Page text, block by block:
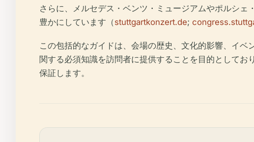
さらに、メルセデス・ベンツ・ミュージアムやポルシ
豊かにしています（stuttgartkonzert.de;
この包括的なガイドは、会場の歴史、文化的影響、イ
関する必須知識を訪問者に提供することを目的として
保証します。